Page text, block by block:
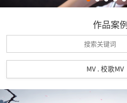
作品案例
MV . 校歌MV